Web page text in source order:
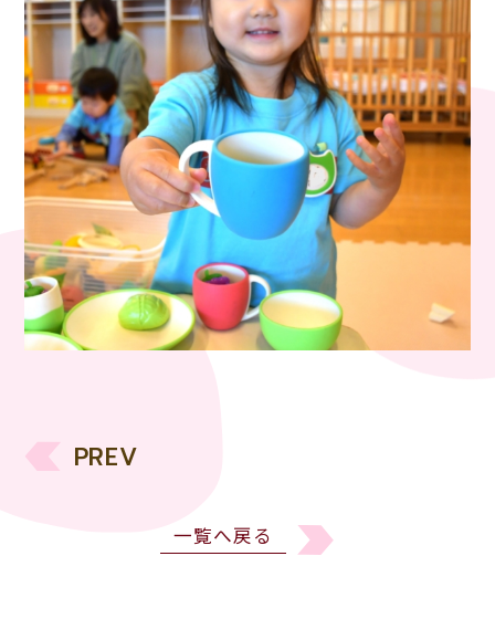
PREV
一覧へ戻る